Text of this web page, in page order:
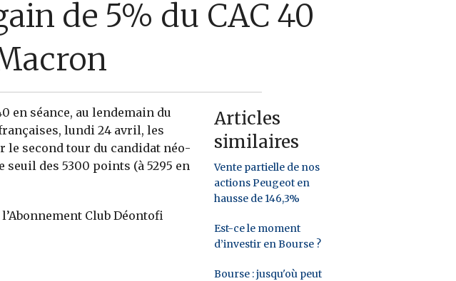
Conseil Gestion
Objectifs & stratégie
Retraite
Transmission
Acheter
Location
Tendances
Comptes & Livrets
Frais bancaires
Placements & banques
de 5% du CAC 40
en séance, au lendemain du
lundi 24 avril, les
second tour du candidat néo-
des 5300 points (à 5295 en
Club Déontofi
Articles
similaires
Vente partielle de nos
actions Peugeot en
hausse de 146,3%
Est-ce le moment
d’investir en Bourse ?
Bourse : jusqu'où peut